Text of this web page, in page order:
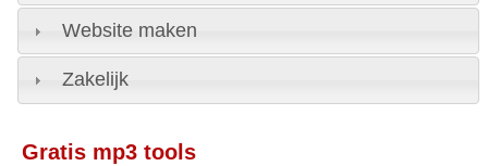
Website maken
Zakelijk
Gratis mp3 tools